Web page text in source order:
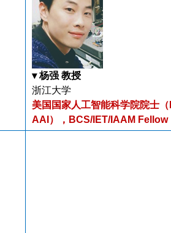
▾ 杨强 教授
浙江大学
美国国家人工智能科学院院士
AAI），BCS/IET/IAAM Fellow